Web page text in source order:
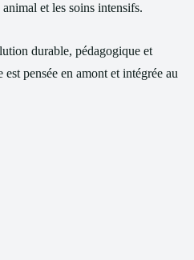
et les soins intensifs.
durable, pédagogique et
pensée en amont et intégrée au